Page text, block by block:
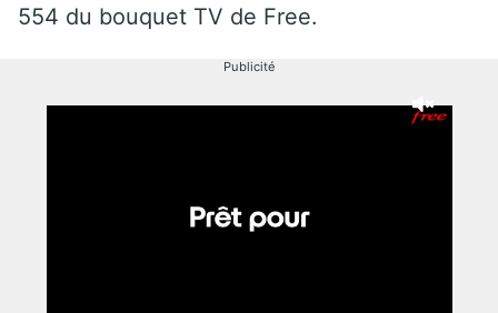
554 du bouquet TV de Free.
Publicité